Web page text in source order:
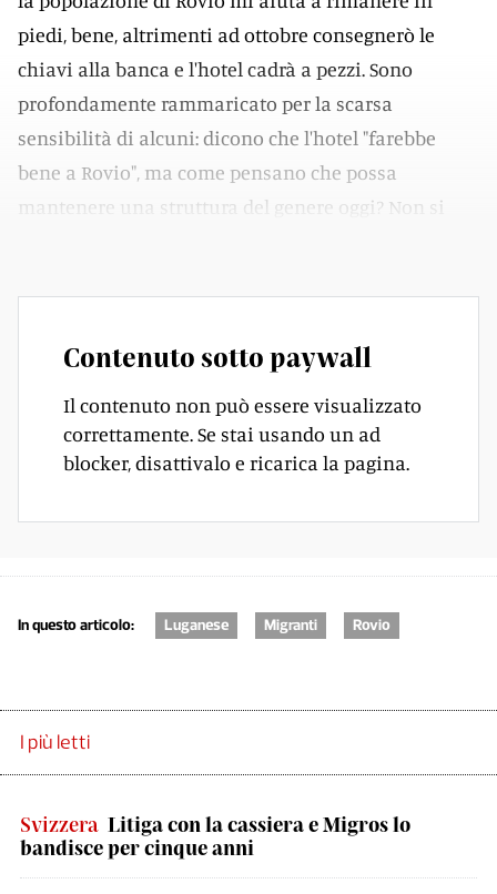
piedi, bene, altrimenti ad ottobre consegnerò le
chiavi alla banca e l'hotel cadrà a pezzi. Sono
profondamente rammaricato per la scarsa
sensibilità di alcuni: dicono che l'hotel "farebbe
bene a Rovio", ma come pensano che possa
mantenere una struttura del genere oggi? Non si
Contenuto sotto paywall
Il contenuto non può essere visualizzato
correttamente. Se stai usando un ad
blocker, disattivalo e ricarica la pagina.
In questo articolo: Luganese Migranti Rovio
I più letti
Svizzera Litiga con la cassiera e Migros lo
bandisce per cinque anni